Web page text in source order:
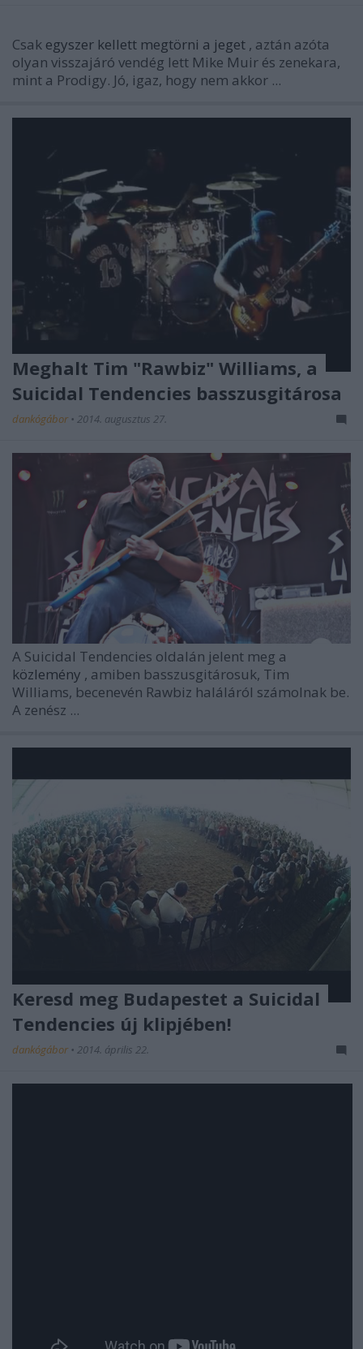
Csak egyszer kellett megtörni a jeget , aztán azóta
olyan visszajáró vendég lett Mike Muir és zenekara,
mint a Prodigy. Jó, igaz, hogy nem akkor ...
Meghalt Tim "Rawbiz" Williams, a
Suicidal Tendencies basszusgitárosa
dankógábor • 2014. augusztus 27.
A Suicidal Tendencies oldalán jelent meg a
közlemény , amiben basszusgitárosuk, Tim
Williams, becenevén Rawbiz haláláról számolnak be.
A zenész ...
Keresd meg Budapestet a Suicidal
Tendencies új klipjében!
dankógábor • 2014. április 22.